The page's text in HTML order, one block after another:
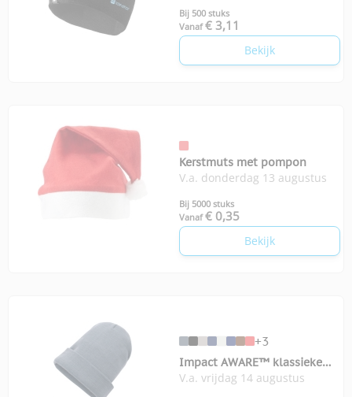
Bij 500 stuks
Vanaf € 3,11
Bekijk
Kerstmuts met pompon
V.a. donderdag 13 augustus
Bij 5000 stuks
Vanaf € 0,35
Bekijk
+3
Impact AWARE™ klassieke
omslagbeanie
V.a. vrijdag 14 augustus